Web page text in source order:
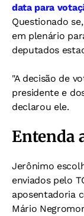
data para
Questionado
em plenário
deputados
"A decisão de
presidente e
declarou ele.
Entenda
Jerônimo
enviados pelo
aposentadoria
Mário